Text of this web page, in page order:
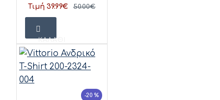
Τιμή 39.99€ 50.00€
ΚΑΛΆΘΙ
-20 %